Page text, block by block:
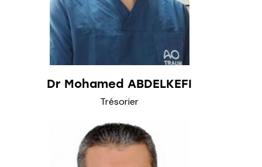
Dr Mohamed ABDELKEFI
Trésorier